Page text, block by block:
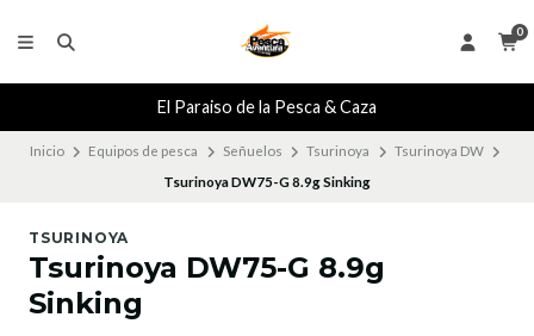
0
El Paraiso de la Pesca & Caza
Inicio Equipos de pesca Señuelos Tsurinoya
Tsurinoya DW
Tsurinoya DW75-G 8.9g Sinking
TSURINOYA
Tsurinoya DW75-G 8.9g
Sinking